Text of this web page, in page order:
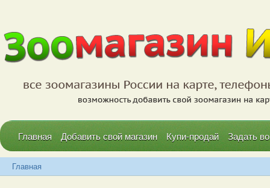
Главная Добавить свой магазин Купи-продай Задать
Главная